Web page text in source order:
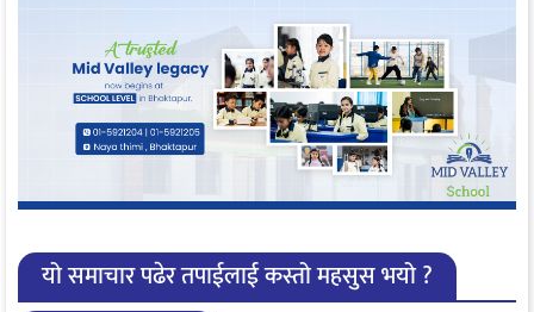
यो समाचार पढेर तपाईलाई कस्तो महसुस भयो ?